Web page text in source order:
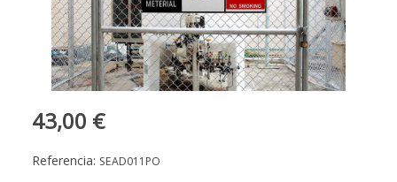
43,00 €
Referencia: SEAD011PO